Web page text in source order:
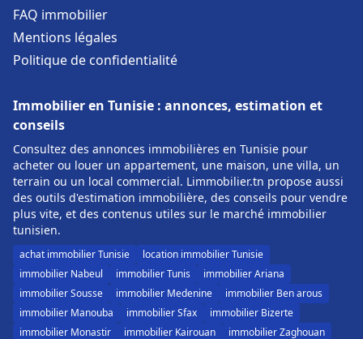
FAQ immobilier
Mentions légales
Politique de confidentialité
Immobilier en Tunisie : annonces, estimation et
conseils
Consultez des annonces immobilières en Tunisie pour
acheter ou louer un appartement, une maison, une villa, un
terrain ou un local commercial. Limmobilier.tn propose aussi
des outils d'estimation immobilière, des conseils pour vendre
plus vite, et des contenus utiles sur le marché immobilier
tunisien.
achat immobilier Tunisie
location immobilier Tunisie
immobilier Nabeul
immobilier Tunis
immobilier Ariana
immobilier Sousse
immobilier Medenine
immobilier Ben arous
immobilier Manouba
immobilier Sfax
immobilier Bizerte
immobilier Monastir
immobilier Kairouan immobilier Zaghouan